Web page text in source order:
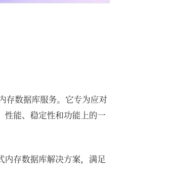
存数据库服务。它专为应对
性能、稳定性和功能上的一
存数据库解决方案，满足